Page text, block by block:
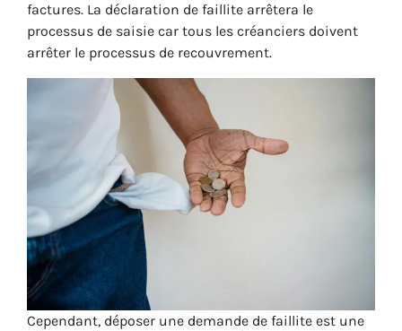
factures. La déclaration de faillite arrêtera le
processus de saisie car tous les créanciers doivent
arrêter le processus de recouvrement.
Cependant, déposer une demande de faillite est une